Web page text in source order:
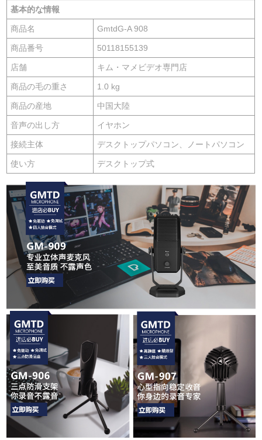
基本的な情報
商品名 GmtdG-A 908
商品番号 50118155139
店舗 キム・マメビデオ専門店
商品の毛の重さ 1.0 kg
商品の産地 中国大陸
音声の出し方 イヤホン
接続主体 デスクトップパソコン、ノートパソコン
使い方 デスクトップ式